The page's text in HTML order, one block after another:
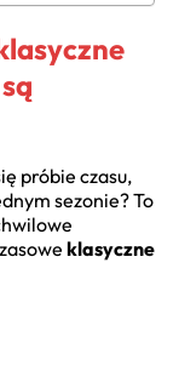
próbie czasu,
sezonie? To
klasyczne